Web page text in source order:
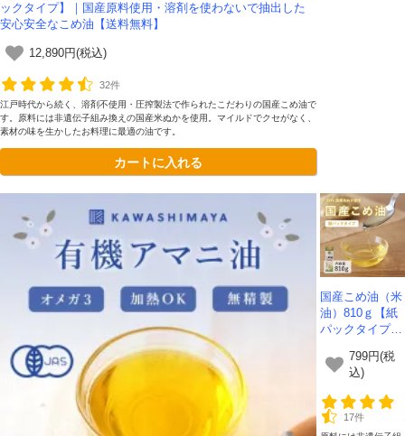
ックタイプ】｜国産原料使用・溶剤を使わないで抽出した
安心安全なこめ油【送料無料】
12,890円(税込)
32件
江戸時代から続く、溶剤不使用・圧搾製法で作られたこだわりの国産こめ油で
す。原料には非遺伝子組み換えの国産米ぬかを使用。マイルドでクセがなく、
素材の味を生かしたお料理に最適の油です。
カートに入れる
国産こめ油（米
油）810ｇ【紙
パックタイプ】
ぬか使用。揚げ
物にもおすすめ
サイズ。
799円(税
込)
17件